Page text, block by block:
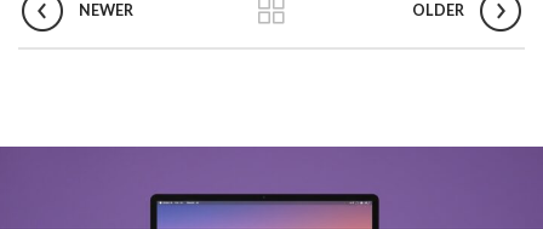
NEWER OLDER